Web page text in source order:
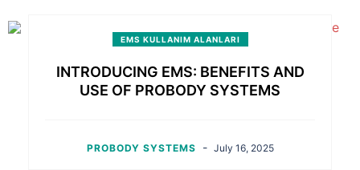
EMS KULLANIM ALANLARI
INTRODUCING EMS: BENEFITS AND
USE OF PROBODY SYSTEMS
PROBODY SYSTEMS - July 16, 2025